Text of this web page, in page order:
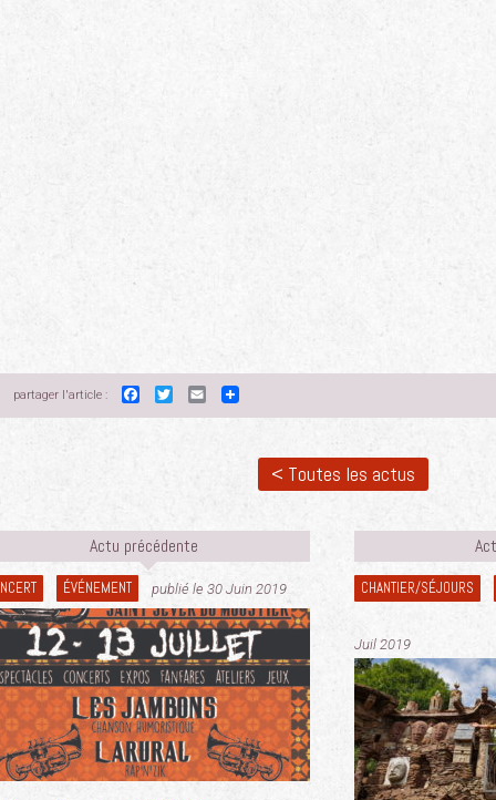
partager l'article : Facebook
TwitterEmail
< Toutes les actus
Actu précédente
ÉVÉNEMENT publié le 30 Juin 2019 CHANTIER/SÉJOURS
Juil 2019